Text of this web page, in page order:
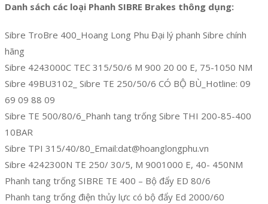
Danh sách các loại Phanh SIBRE Brakes thông dụng:
Sibre TroBre 400_Hoang Long Phu Đại lý phanh Sibre chính
hãng
Sibre 4243000C TEC 315/50/6 M 900 20 00 E, 75-1050 NM
Sibre 49BU3102_ Sibre TE 250/50/6 CÓ BỘ BÙ_Hotline: 09
69 09 88 09
Sibre TE 500/80/6_Phanh tang trống Sibre THI 200-85-400
10BAR
Sibre TPI 315/40/80_Email:dat@hoanglongphu.vn
Sibre 4242300N TE 250/ 30/5, M 9001000 E, 40- 450NM
Phanh tang trống SIBRE TE 400 – Bộ đẩy ED 80/6
Phanh tang trống điện thủy lực có bộ đẩy Ed 2000/60